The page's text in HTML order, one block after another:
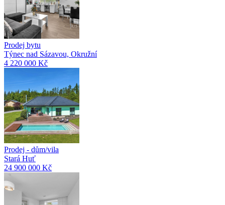
Prodej bytu
Týnec nad Sázavou, Okružní
4 220 000 Kč
Prodej - dům/vila
Stará Huť
24 900 000 Kč